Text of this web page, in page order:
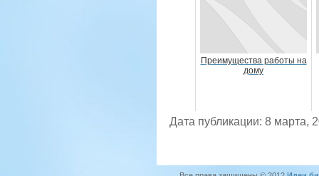
Преимущества работы на
дому
Дата публикации: 8 марта,